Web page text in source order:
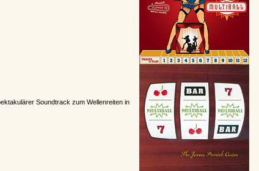
Soundtrack zum Wellenreiten in